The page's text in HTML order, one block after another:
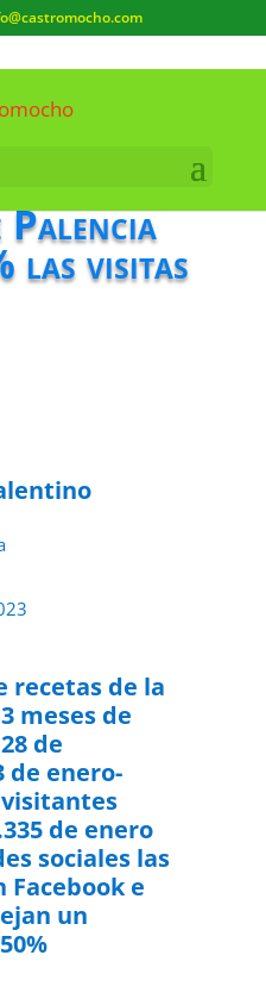
Palencia
las visitas
recetas de la
meses de
de
de enero-
visitantes
de enero
sociales las
Facebook e
un